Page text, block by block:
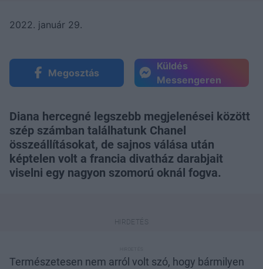
2022. január 29.
Megosztás
Küldés
Messengeren
Diana hercegné legszebb megjelenései között
szép számban találhatunk Chanel
összeállításokat, de sajnos válása után
képtelen volt a francia divatház darabjait
viselni egy nagyon szomorú oknál fogva.
Természetesen nem arról volt szó, hogy bármilyen